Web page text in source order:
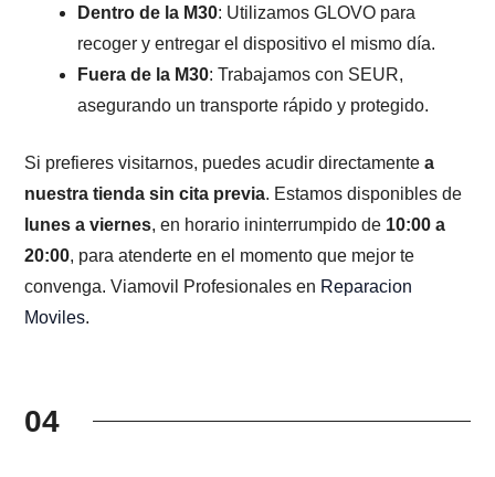
Dentro de la M30: Utilizamos GLOVO para
recoger y entregar el dispositivo el mismo día.
Fuera de la M30: Trabajamos con SEUR,
asegurando un transporte rápido y protegido.
Si prefieres visitarnos, puedes acudir directamentea
nuestra tienda sin cita previa. Estamos disponibles de
lunes a viernes, en horario ininterrumpido de 10:00 a
20:00, para atenderte en el momento que mejor te
convenga. Viamovil Profesionales en Reparacion
Moviles.
04